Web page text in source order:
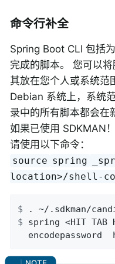
命令行补全
Spring Boot CLI 包括为
完成的脚本。 您可以
其放在您个人或系统
Debian 系统上，系统
录中的所有脚本都会在
如果已使用 SDKMAN
请使用以下命令：
source spring
location>/shell-
$ . ~/.sdkman/
$ spring <HIT TAB
encodepassword